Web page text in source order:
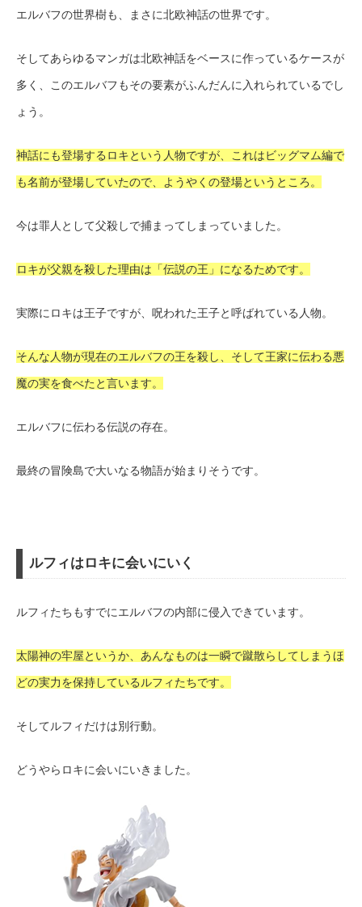
エルバフの世界樹も、まさに北欧神話の世界です。
そしてあらゆるマンガは北欧神話をベースに作っているケースが
多く、このエルバフもその要素がふんだんに入れられているでし
ょう。
神話にも登場するロキという人物ですが、これはビッグマム編で
も名前が登場していたので、ようやくの登場というところ。
今は罪人として父殺しで捕まってしまっていました。
ロキが父親を殺した理由は「伝説の王」になるためです。
実際にロキは王子ですが、呪われた王子と呼ばれている人物。
そんな人物が現在のエルバフの王を殺し、そして王家に伝わる悪
魔の実を食べたと言います。
エルバフに伝わる伝説の存在。
最終の冒険島で大いなる物語が始まりそうです。
ルフィはロキに会いにいく
ルフィたちもすでにエルバフの内部に侵入できています。
太陽神の牢屋というか、あんなものは一瞬で蹴散らしてしまうほ
どの実力を保持しているルフィたちです。
そしてルフィだけは別行動。
どうやらロキに会いにいきました。